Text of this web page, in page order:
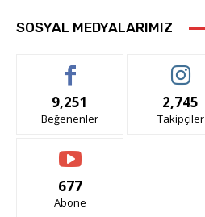
SOSYAL MEDYALARIMIZ
9,251
Beğenenler
2,745
Takipçiler
677
Abone